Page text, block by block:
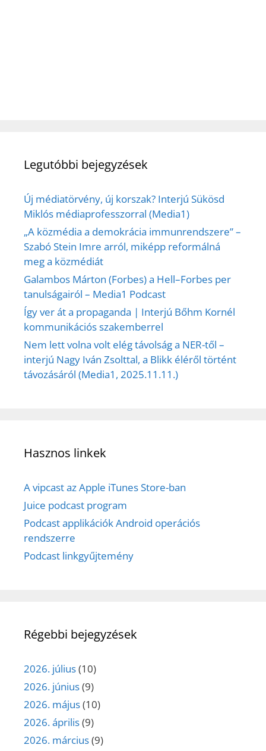
Legutóbbi bejegyzések
Új médiatörvény, új korszak? Interjú Sükösd
Miklós médiaprofesszorral (Media1)
„A közmédia a demokrácia immunrendszere” –
Szabó Stein Imre arról, miképp reformálná
meg a közmédiát
Galambos Márton (Forbes) a Hell–Forbes per
tanulságairól – Media1 Podcast
Így ver át a propaganda | Interjú Bőhm Kornél
kommunikációs szakemberrel
Nem lett volna volt elég távolság a NER-től –
interjú Nagy Iván Zsolttal, a Blikk éléről történt
távozásáról (Media1, 2025.11.11.)
Hasznos linkek
A vipcast az Apple iTunes Store-ban
Juice podcast program
Podcast applikációk Android operációs
rendszerre
Podcast linkgyűjtemény
Régebbi bejegyzések
2026. július(10)
2026. június(9)
2026. május(10)
2026. április(9)
2026. március(9)